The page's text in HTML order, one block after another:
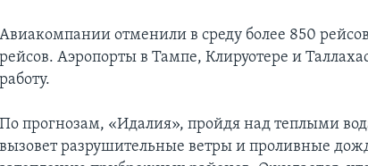
Авиакомпании отменили в среду более 850
рейсов. Аэропорты в Тампе, Клируотере и
работу.
По прогнозам, «Идалия», пройдя над теплыми
вызовет разрушительные ветры и проливные